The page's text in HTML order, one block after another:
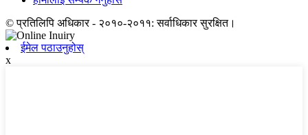
© प्रतिलिपि अधिकार - २०१०-२०११: सर्वाधिकार सुरक्षित।
ईमेल पठाउनुहोस्
x